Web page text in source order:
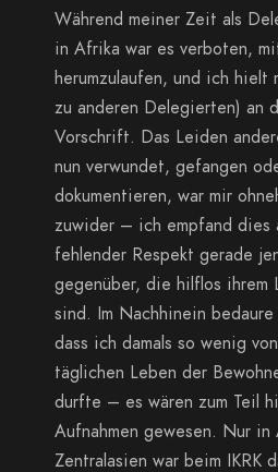
Während meiner Zeit als
in Afrika war es verboten,
herumzulaufen, und ich hielt
zu anderen Delegierten) an
Vorschrift. Das Leiden
nun verwundet, gefangen
dokumentieren, war mir
zuwider – ich empfand dies
fehlender Respekt gerade
gegenüber, die hilflos ihrem
sind. Im Nachhinein
dass ich damals so wenig
täglichen Leben der
durfte – es wären zum Teil
Aufnahmen gewesen. Nur in
Zentralasien war beim IKRK